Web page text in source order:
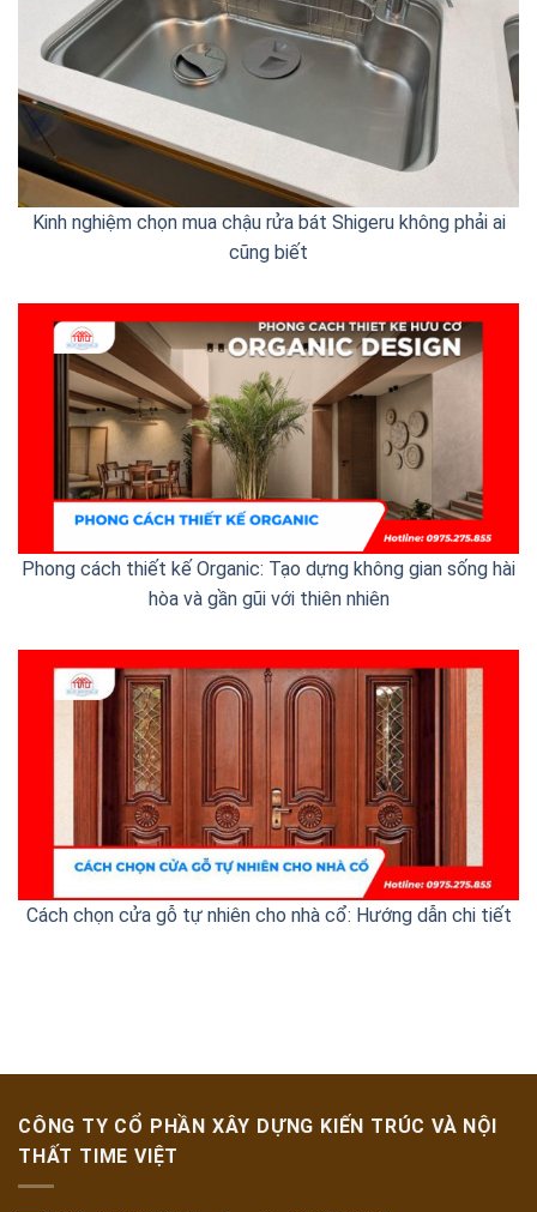
Kinh nghiệm chọn mua chậu rửa bát Shigeru không phải ai
cũng biết
Phong cách thiết kế Organic: Tạo dựng không gian sống hài
hòa và gần gũi với thiên nhiên
Cách chọn cửa gỗ tự nhiên cho nhà cổ: Hướng dẫn chi tiết
CÔNG TY CỔ PHẦN XÂY DỰNG KIẾN TRÚC VÀ NỘI
THẤT TIME VIỆT